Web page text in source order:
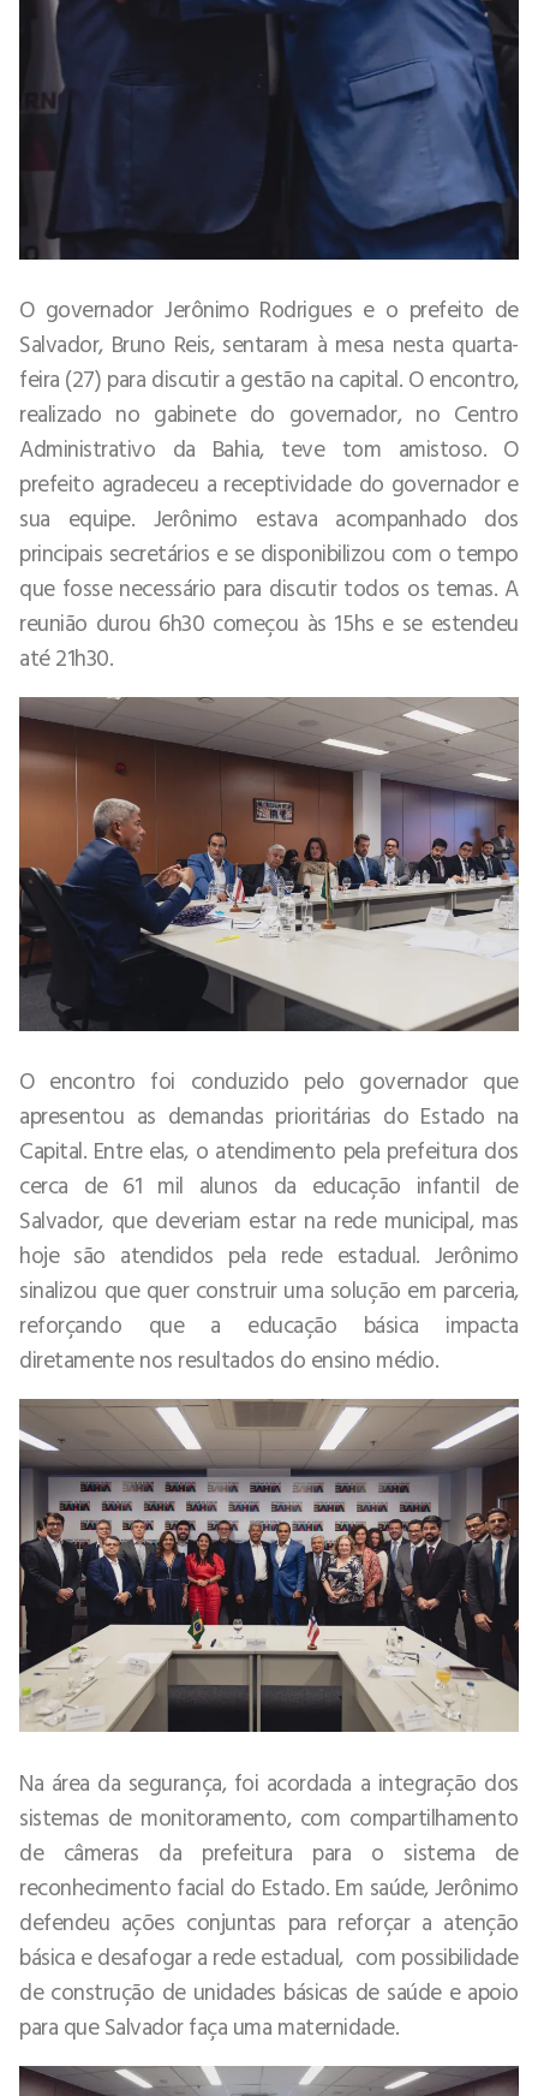
O governador Jerônimo Rodrigues e o prefeito de
Salvador, Bruno Reis, sentaram à mesa nesta quarta-
feira (27) para discutir a gestão na capital. O encontro,
realizado no gabinete do governador, no Centro
Administrativo da Bahia, teve tom amistoso. O
prefeito agradeceu a receptividade do governador e
sua equipe. Jerônimo estava acompanhado dos
principais secretários e se disponibilizou com o tempo
que fosse necessário para discutir todos os temas. A
reunião durou 6h30 começou às 15hs e se estendeu
até 21h30.
O encontro foi conduzido pelo governador que
apresentou as demandas prioritárias do Estado na
Capital. Entre elas, o atendimento pela prefeitura dos
cerca de 61 mil alunos da educação infantil de
Salvador, que deveriam estar na rede municipal, mas
hoje são atendidos pela rede estadual. Jerônimo
sinalizou que quer construir uma solução em parceria,
reforçando que a educação básica impacta
diretamente nos resultados do ensino médio.
Na área da segurança, foi acordada a integração dos
sistemas de monitoramento, com compartilhamento
de câmeras da prefeitura para o sistema de
reconhecimento facial do Estado. Em saúde, Jerônimo
defendeu ações conjuntas para reforçar a atenção
básica e desafogar a rede estadual, com possibilidade
de construção de unidades básicas de saúde e apoio
para que Salvador faça uma maternidade.